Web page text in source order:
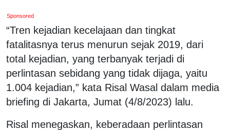
Sponsored
“Tren kejadian kecelajaan dan tingkat
fatalitasnya terus menurun sejak 2019, dari
total kejadian, yang terbanyak terjadi di
perlintasan sebidang yang tidak dijaga, yaitu
1.004 kejadian,” kata Risal Wasal dalam media
briefing di Jakarta, Jumat (4/8/2023) lalu.
Risal menegaskan, keberadaan perlintasan